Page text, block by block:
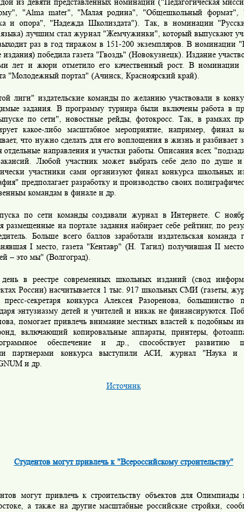
"Alma mater", "Малая родина", "Общешкольный формат",
и опора", "Надежда Школиздата"). Так, в номинации
языка) лучшим стал журнал "Жемчужинки", который выпускают
раз в год тиражом в 151-200 экземпляров. В номинации
издания) победила газета "Гвоздь" (Новокузнецк). Издание
лет и жюри отметило его качественный рост. В номинации
"Молодежный портал" (Ачинск, Красноярский край).
лиги" издательские команды по желанию участвовали в
задания. В программу турнира были включены работа в
по сети", новостные рейды, фотокросс. Так, в рамках
какое-либо масштабное мероприятие, например, финал
что нужно сделать для его воплощения в жизнь и разбивает
отдельные направления и участки работы. Описания всех
Любой участник может выбрать себе дело по душе и
участники сами организуют финал конкурса школьных
предполагает разработку и производство своих
командам в финале и др.
по сети команды создавали журнал в Интернете. С
размещенные на портале задания набирает себе рейтинг, по
Больше всего баллов заработали издательская команда
I место, газета "Кентавр" (Н. Тагил) получившая II
– это мы" (Волгоград).
в реестре современных школьных изданий (свод
России) насчитывается 1 тыс. 917 школьных СМИ (газеты,
секретаря конкурса Алексея Разоренова, большинство
энтузиазму детей и учителей и никак не финансируются.
помогает привлечь внимание местных властей к подобным
включающий копировальные аппараты, принтеры,
обеспечение и др., способствует развитию
партнерами конкурса выступили АСИ, журнал "Наука и
и др.
Источник
Студентов могут привлечь к "Всероссийскому строительству"
могут привлечь к строительству объектов для
а также на другие масштабные российские стройки,